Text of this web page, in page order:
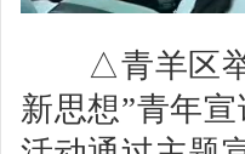
△青羊区举
新思想”青年